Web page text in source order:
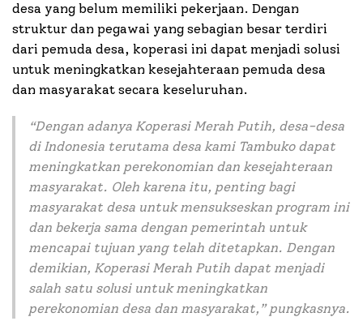
desa yang belum memiliki pekerjaan. Dengan
struktur dan pegawai yang sebagian besar terdiri
dari pemuda desa, koperasi ini dapat menjadi solusi
untuk meningkatkan kesejahteraan pemuda desa
dan masyarakat secara keseluruhan.
“Dengan adanya Koperasi Merah Putih, desa-desa
di Indonesia terutama desa kami Tambuko dapat
meningkatkan perekonomian dan kesejahteraan
masyarakat. Oleh karena itu, penting bagi
masyarakat desa untuk mensukseskan program ini
dan bekerja sama dengan pemerintah untuk
mencapai tujuan yang telah ditetapkan. Dengan
demikian, Koperasi Merah Putih dapat menjadi
salah satu solusi untuk meningkatkan
perekonomian desa dan masyarakat,” pungkasnya.